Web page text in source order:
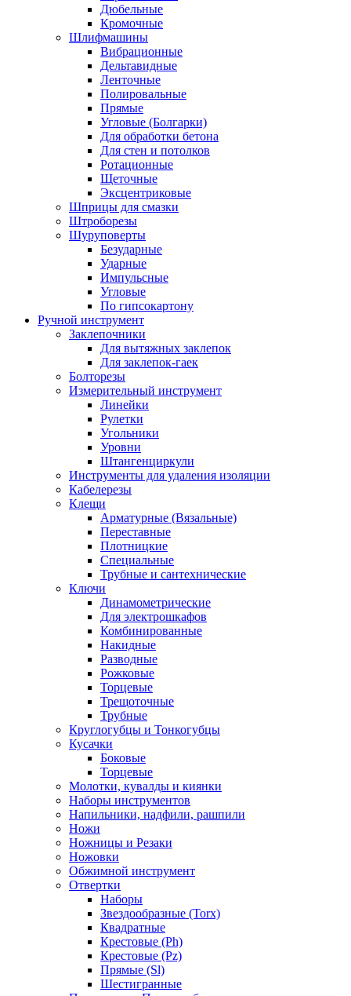
Дюбельные
Кромочные
Шлифмашины
Вибрационные
Дельтавидные
Ленточные
Полировальные
Прямые
Угловые (Болгарки)
Для обработки бетона
Для стен и потолков
Ротационные
Щеточные
Эксцентриковые
Шприцы для смазки
Штроборезы
Шуруповерты
Безударные
Ударные
Импульсные
Угловые
По гипсокартону
Ручной инструмент
Заклепочники
Для вытяжных заклепок
Для заклепок-гаек
Болторезы
Измерительный инструмент
Линейки
Рулетки
Угольники
Уровни
Штангенциркули
Инструменты для удаления изоляции
Кабелерезы
Клещи
Арматурные (Вязальные)
Переставные
Плотницкие
Специальные
Трубные и сантехнические
Ключи
Динамометрические
Для электрошкафов
Комбинированные
Накидные
Разводные
Рожковые
Торцевые
Трещоточные
Трубные
Круглогубцы и Тонкогубцы
Кусачки
Боковые
Торцевые
Молотки, кувалды и киянки
Наборы инструментов
Напильники, надфили, рашпили
Ножи
Ножницы и Резаки
Ножовки
Обжимной инструмент
Отвертки
Наборы
Звездообразные (Torx)
Квадратные
Крестовые (Ph)
Крестовые (Pz)
Прямые (Sl)
Шестигранные